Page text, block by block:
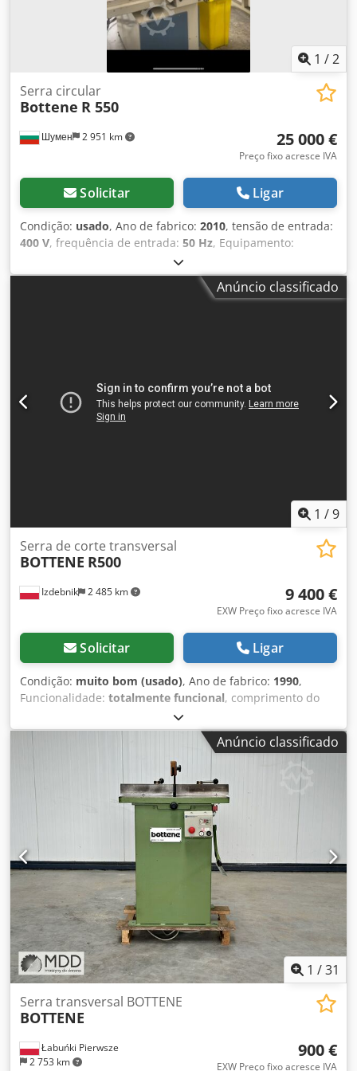
1 /2
Шумен 2 951 km
Serra circular
Bottene R 550
25 000 €
Preço fixo acresce IVA
Solicitar Ligar
Condição: usado, Ano de fabrico: 2010, tensão de entrada:
400 V, frequência de entrada: 50 Hz, Equipamento:
, Oferecemos esta serra circular
usada Bottene R 550, ano de fabricação 2010. Modelo: R
550 Ano de fabricação: 2010 Número de série: 1928
Anúncio classificado
1 /9
Izdebnik 2 485 km
Serra de corte transversal
BOTTENE R500
9 400 €
EXW Preço fixo acresce IVA
Solicitar Ligar
Condição: muito bom (usado), Ano de fabrico: 1990,
Funcionalidade: totalmente funcional, comprimento do
alimentador de rolos - 6050 mm comprimento do
transportador de correia de descarga - 6100 mm diâmetro
da serra: 500 mm modelo: R500 Dkodpfxsx Nnbzs Apder
alimentação com transportadores de rolos acionados por
motor alimentação: 380 V
Anúncio classificado
1 /31
Łabuńki Pierwsze
2 753 km
Serra transversal BOTTENE
BOTTENE
900 €
EXW Preço fixo acresce IVA